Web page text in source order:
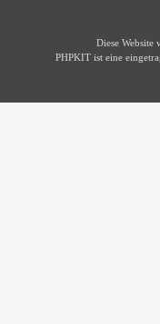
Diese Website
PHPKIT ist eine